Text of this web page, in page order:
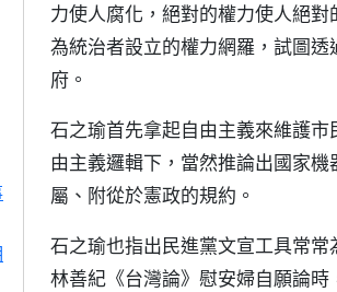
力使人腐化，絕對的權力使人絕
為統治者設立的權力網羅，試圖
府。
石之瑜首先拿起自由主義來維護
由主義邏輯下，當然推論出國家
屬、附從於憲政的規約。
石之瑜也指出民進黨文宣工具常
林善紀《台灣論》慰安婦自願論